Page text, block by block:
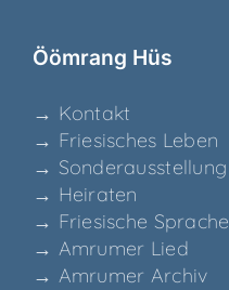
Ööm­rang Hüs
→ Kon­takt
→ Frie­si­sches Leben
→ Son­der­aus­stel­lung
→ Hei­ra­ten
→ Frie­si­sche Sprache
→ Amru­mer Lied
→ Amru­mer Archiv